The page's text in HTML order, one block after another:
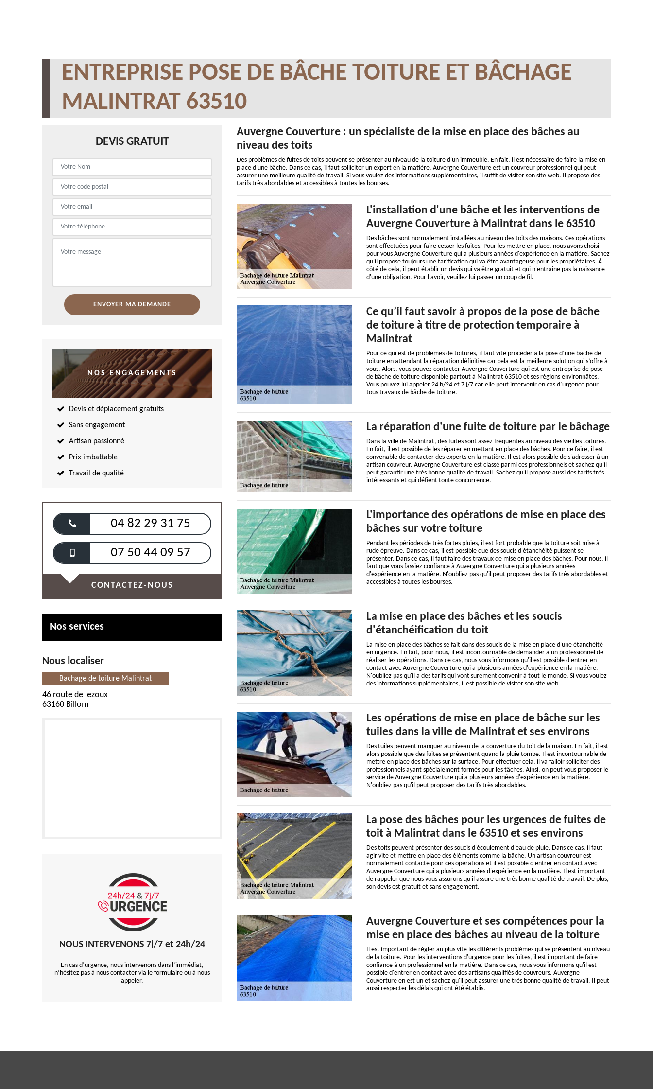
ENTREPRISE POSE DE BÂCHE TOITURE ET BÂCHAGE
MALINTRAT 63510
DEVIS GRATUIT
NOS ENGAGEMENTS
Devis et déplacement gratuits
Sans engagement
Artisan passionné
Prix imbattable
Travail de qualité
04 82 29 31 75
07 50 44 09 57
CONTACTEZ-NOUS
Nos services
Nous localiser
Bachage de toiture Malintrat
46 route de lezoux
63160 Billom
NOUS INTERVENONS 7j/7 et 24h/24
En cas d’urgence, nous intervenons dans l’immédiat,
n’hésitez pas à nous contacter via le formulaire ou à nous
appeler.
Auvergne Couverture : un spécialiste de la mise en place des bâches au
niveau des toits
Des problèmes de fuites de toits peuvent se présenter au niveau de la toiture d'un immeuble. En fait, il est nécessaire de faire la mise en
place d'une bâche. Dans ce cas, il faut solliciter un expert en la matière. Auvergne Couverture est un couvreur professionnel qui peut
assurer une meilleure qualité de travail. Si vous voulez des informations supplémentaires, il suffit de visiter son site web. Il propose des
tarifs très abordables et accessibles à toutes les bourses.
L'installation d'une bâche et les interventions de
Auvergne Couverture à Malintrat dans le 63510
Des bâches sont normalement installées au niveau des toits des maisons. Ces opérations
sont effectuées pour faire cesser les fuites. Pour les mettre en place, nous avons choisi
pour vous Auvergne Couverture qui a plusieurs années d'expérience en la matière. Sachez
qu'il propose toujours une tarification qui va être avantageuse pour les propriétaires. À
côté de cela, il peut établir un devis qui va être gratuit et qui n'entraîne pas la naissance
d'une obligation. Pour l'avoir, veuillez lui passer un coup de fil.
Ce qu’il faut savoir à propos de la pose de bâche
de toiture à titre de protection temporaire à
Malintrat
Pour ce qui est de problèmes de toitures, il faut vite procéder à la pose d’une bâche de
toiture en attendant la réparation définitive car cela est la meilleure solution qui s’offre à
vous. Alors, vous pouvez contacter Auvergne Couverture qui est une entreprise de pose
de bâche de toiture disponible partout à Malintrat 63510 et ses régions environnâtes.
Vous pouvez lui appeler 24 h/24 et 7 j/7 car elle peut intervenir en cas d’urgence pour
tous travaux de bâche de toiture.
La réparation d'une fuite de toiture par le bâchage
Dans la ville de Malintrat, des fuites sont assez fréquentes au niveau des vieilles toitures.
En fait, il est possible de les réparer en mettant en place des bâches. Pour ce faire, il est
convenable de contacter des experts en la matière. Il est alors possible de s'adresser à un
artisan couvreur. Auvergne Couverture est classé parmi ces professionnels et sachez qu'il
peut garantir une très bonne qualité de travail. Sachez qu'il propose aussi des tarifs très
intéressants et qui défient toute concurrence.
L'importance des opérations de mise en place des
bâches sur votre toiture
Pendant les périodes de très fortes pluies, il est fort probable que la toiture soit mise à
rude épreuve. Dans ce cas, il est possible que des soucis d'étanchéité puissent se
présenter. Dans ce cas, il faut faire des travaux de mise en place des bâches. Pour nous, il
faut que vous fassiez confiance à Auvergne Couverture qui a plusieurs années
d'expérience en la matière. N'oubliez pas qu'il peut proposer des tarifs très abordables et
accessibles à toutes les bourses.
La mise en place des bâches et les soucis
d'étanchéification du toit
La mise en place des bâches se fait dans des soucis de la mise en place d'une étanchéité
en urgence. En fait, pour nous, il est incontournable de demander à un professionnel de
réaliser les opérations. Dans ce cas, nous vous informons qu'il est possible d'entrer en
contact avec Auvergne Couverture qui a plusieurs années d'expérience en la matière.
N'oubliez pas qu'il a des tarifs qui vont surement convenir à tout le monde. Si vous voulez
des informations supplémentaires, il est possible de visiter son site web.
Les opérations de mise en place de bâche sur les
tuiles dans la ville de Malintrat et ses environs
Des tuiles peuvent manquer au niveau de la couverture du toit de la maison. En fait, il est
alors possible que des fuites se présentent quand la pluie tombe. Il est incontournable de
mettre en place des bâches sur la surface. Pour effectuer cela, il va falloir solliciter des
professionnels ayant spécialement formés pour les tâches. Ainsi, on peut vous proposer le
service de Auvergne Couverture qui a plusieurs années d'expérience en la matière.
N'oubliez pas qu'il peut proposer des tarifs très abordables.
La pose des bâches pour les urgences de fuites de
toit à Malintrat dans le 63510 et ses environs
Des toits peuvent présenter des soucis d'écoulement d'eau de pluie. Dans ce cas, il faut
agir vite et mettre en place des éléments comme la bâche. Un artisan couvreur est
normalement contacté pour ces opérations et il est possible d'entrer en contact avec
Auvergne Couverture qui a plusieurs années d'expérience en la matière. Il est important
de rappeler que nous vous assurons qu'il assure une très bonne qualité de travail. De plus,
son devis est gratuit et sans engagement.
Auvergne Couverture et ses compétences pour la
mise en place des bâches au niveau de la toiture
Il est important de régler au plus vite les différents problèmes qui se présentent au niveau
de la toiture. Pour les interventions d'urgence pour les fuites, il est important de faire
confiance à un professionnel en la matière. Dans ce cas, nous vous informons qu'il est
possible d'entrer en contact avec des artisans qualifiés de couvreurs. Auvergne
Couverture en est un et sachez qu'il peut assurer une très bonne qualité de travail. Il peut
aussi respecter les délais qui ont été établis.